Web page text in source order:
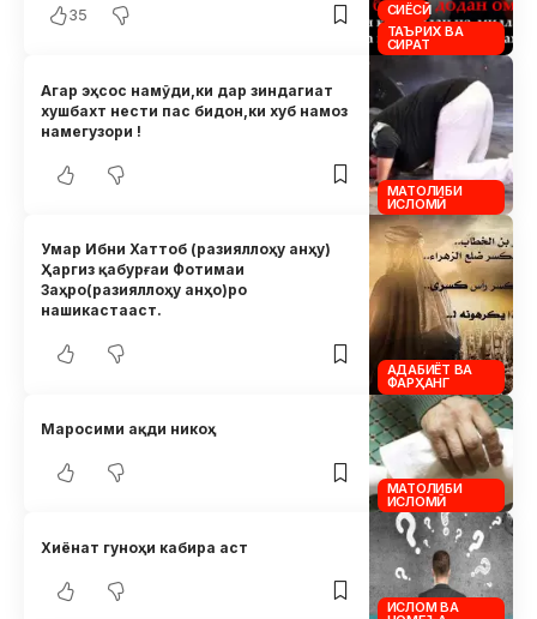
СИЁСӢ
ТАЪРИХ ВА
СИРАТ
35
МАТОЛИБИ
ИСЛОМӢ
Агар эҳсос намӯди,ки дар зиндагиат
хушбахт нести пас бидон,ки хуб намоз
намегузори !
АДАБИЁТ ВА
ФАРҲАНГ
Умар Ибни Хаттоб (разияллоҳу анҳу)
Ҳаргиз қабурғаи Фотимаи
Заҳро(разияллоҳу анҳо)ро
нашикастааст.
МАТОЛИБИ
ИСЛОМӢ
Маросими ақди никоҳ
ИСЛОМ ВА
Хиёнат гуноҳи кабира аст